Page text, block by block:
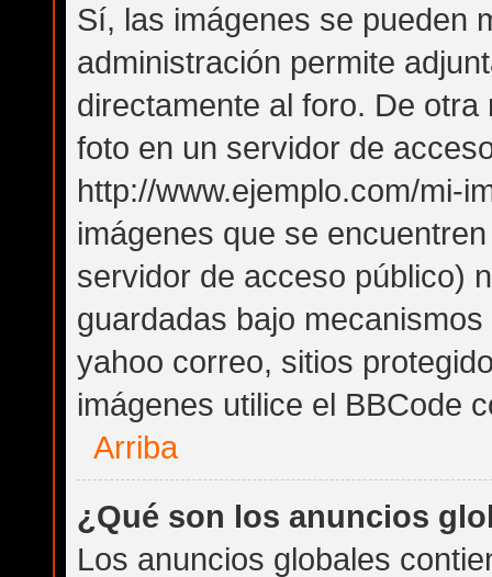
Sí, las imágenes se pueden
administración permite
directamente al foro. De
foto en un servidor de
http://www.ejemplo.com/mi-
imágenes que se
servidor de acceso público)
guardadas bajo
yahoo correo, sitios
imágenes utilice el BBCode
Arriba
¿Qué son los anuncios
Los anuncios globales